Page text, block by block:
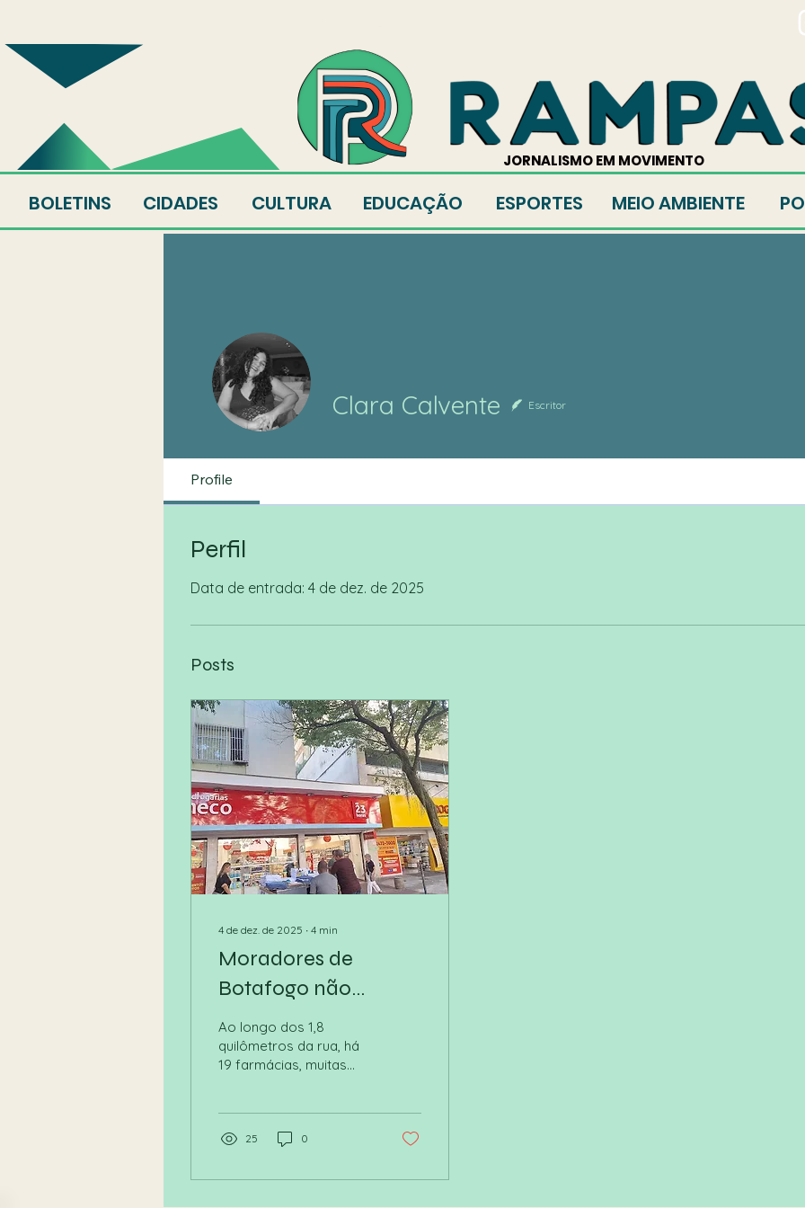
JORNALISMO EM MOVIMENTO
CIDADES CULTURA
BOLETINS ESPORTES MEIO AMBIENTE
EDUCAÇÃO
Clara Calvente Escritor
Profile
Perfil
Data de entrada: 4 de dez. de 2025
Posts
4 de dez. de 2025 ∙ 4 min
Moradores de
Botafogo não
querem mais
farmácias
Ao longo dos 1,8
quilômetros da rua, há
19 farmácias, muitas
estabelecimento a cada
25 0